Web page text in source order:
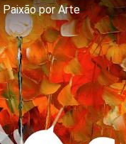
por Arte